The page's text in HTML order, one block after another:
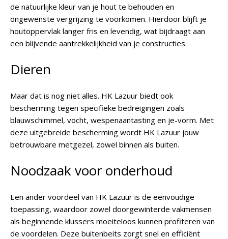
de natuurlijke kleur van je hout te behouden en
ongewenste vergrijzing te voorkomen. Hierdoor blijft je
houtoppervlak langer fris en levendig, wat bijdraagt aan
een blijvende aantrekkelijkheid van je constructies.
Dieren
Maar dat is nog niet alles. HK Lazuur biedt ook
bescherming tegen specifieke bedreigingen zoals
blauwschimmel, vocht, wespenaantasting en je-vorm. Met
deze uitgebreide bescherming wordt HK Lazuur jouw
betrouwbare metgezel, zowel binnen als buiten.
Noodzaak voor onderhoud
Een ander voordeel van HK Lazuur is de eenvoudige
toepassing, waardoor zowel doorgewinterde vakmensen
als beginnende klussers moeiteloos kunnen profiteren van
de voordelen. Deze buitenbeits zorgt snel en efficiënt